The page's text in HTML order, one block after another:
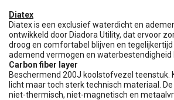
Diatex
Diatex is een exclusief waterdicht en
ontwikkeld door Diadora Utility, dat ervoor
droog en comfortabel blijven en tegelijkertijd
ademend vermogen en waterbestendigheid
Carbon fiber layer
Beschermend 200J koolstofvezel teenstuk.
licht maar toch sterk technisch materiaal.
niet-thermisch, niet-magnetisch en